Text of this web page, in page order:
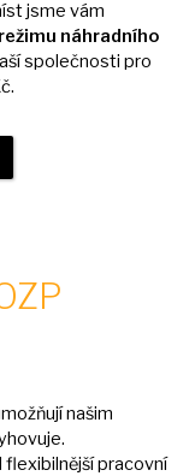
jsme vám
režimu náhradního
společnosti pro
našim
pracovní